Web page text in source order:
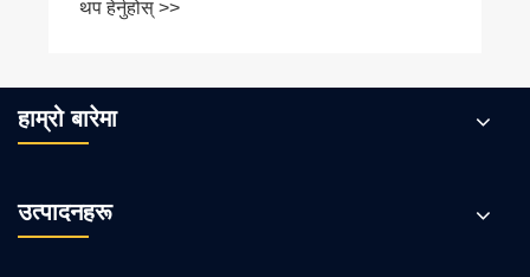
हाम्रो बारेमा
उत्पादनहरू